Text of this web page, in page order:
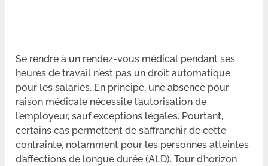
Se rendre à un rendez-vous médical pendant ses
heures de travail n’est pas un droit automatique
pour les salariés. En principe, une absence pour
raison médicale nécessite l’autorisation de
l’employeur, sauf exceptions légales. Pourtant,
certains cas permettent de s’affranchir de cette
contrainte, notamment pour les personnes atteintes
d’affections de longue durée (ALD). Tour d’horizon